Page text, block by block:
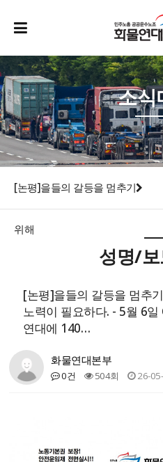
소식
[논평]을들의 갈등을 멈추기
위해
성명/
[논평]을들의 갈등을 멈추
노력이 필요하다. - 5월 6
연대에 140…
화물연대본부
0건 504회 26-